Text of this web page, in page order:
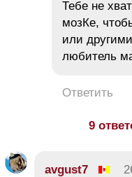
Тебе не
мозКе,
или
любитель
Ответить
9
avgust7